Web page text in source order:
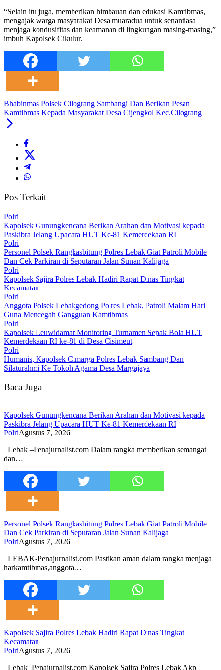
“Selain itu juga, memberikan himbauan dan edukasi Kamtibmas,
mengajak warga masyarakat Desa muaradua untuk senantiasa
menjaga kondusifitas dan keamanan di lingkungan masing-masing,”
imbuh Kapolsek Cikulur.
Bhabinmas Polsek Cilograng Sambangi Dan Berikan Pesan
Kamtibmas Kepada Masyarakat Desa Cijengkol Kec.Cilograng
Pos Terkait
Polri
‎Kapolsek Gunungkencana Berikan Arahan dan Motivasi kepada
Paskibra Jelang Upacara HUT Ke-81 Kemerdekaan RI
Polri
Personel Polsek Rangkasbitung Polres Lebak Giat Patroli Mobile
Dan Cek Parkiran di Seputaran Jalan Sunan Kalijaga
Polri
Kapolsek Sajira Polres Lebak Hadiri Rapat Dinas Tingkat
Kecamatan
Polri
Anggota Polsek Lebakgedong Polres Lebak, Patroli Malam Hari
Guna Mencegah Gangguan Kamtibmas
Polri
Kapolsek Leuwidamar Monitoring Turnamen Sepak Bola HUT
Kemerdekaan RI ke-81 di Desa Cisimeut
Polri
Humanis, Kapolsek Cimarga Polres Lebak Sambang Dan
Silaturahmi Ke Tokoh Agama Desa Margajaya
Baca Juga
‎Kapolsek Gunungkencana Berikan Arahan dan Motivasi kepada
Paskibra Jelang Upacara HUT Ke-81 Kemerdekaan RI
PolriAgustus 7, 2026
‎Lebak –Penajurnalist.com Dalam rangka memberikan semangat
dan…
Personel Polsek Rangkasbitung Polres Lebak Giat Patroli Mobile
Dan Cek Parkiran di Seputaran Jalan Sunan Kalijaga
PolriAgustus 7, 2026
LEBAK-Penajurnalist.com Pastikan aman dalam rangka menjaga
harkamtibmas,anggota…
Kapolsek Sajira Polres Lebak Hadiri Rapat Dinas Tingkat
Kecamatan
PolriAgustus 7, 2026
Lebak_Penajurnalist.com Kapolsek Sajira Polres Lebak Akp